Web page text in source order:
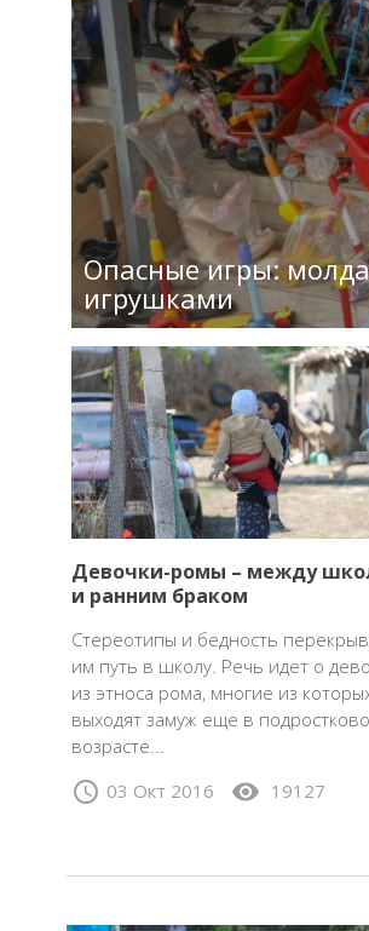
Опасные игры:
игрушками
Девочки-ромы – между
и ранним браком
Стереотипы и бедность
им путь в школу. Речь идет о
из этноса рома, многие из
выходят замуж еще в
возрасте...
schedule 03 Окт 2016 visibility 19127